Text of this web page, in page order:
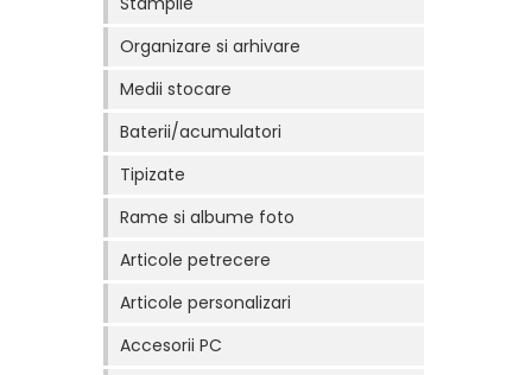
Organizare si arhivare
Medii stocare
Baterii/acumulatori
Tipizate
Rame si albume foto
Articole petrecere
Articole personalizari
Accesorii PC